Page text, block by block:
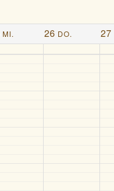
MI. 26 DO. 27